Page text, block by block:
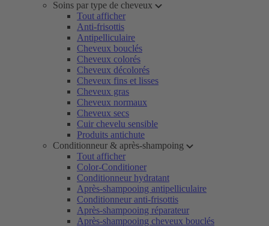
Soins par type de cheveux
Tout afficher
Anti-frisottis
Antipelliculaire
Cheveux bouclés
Cheveux colorés
Cheveux décolorés
Cheveux fins et lisses
Cheveux gras
Cheveux normaux
Cheveux secs
Cuir chevelu sensible
Produits antichute
Conditionneur & après-shampoing
Tout afficher
Color-Conditioner
Conditionneur hydratant
Après-shampooing antipelliculaire
Conditionneur anti-frisottis
Après-shampooing réparateur
Après-shampooing cheveux bouclés